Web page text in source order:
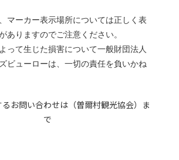
マーカー表示場所については正しく表
ありますのでご注意ください。
って生じた損害について一般財団法人
ビューローは、一切の責任を負いかね
お問い合わせは（曽爾村観光協会）ま
で